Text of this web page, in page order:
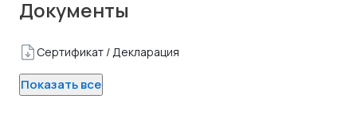
Документы
Сертификат / Декларация
Показать все